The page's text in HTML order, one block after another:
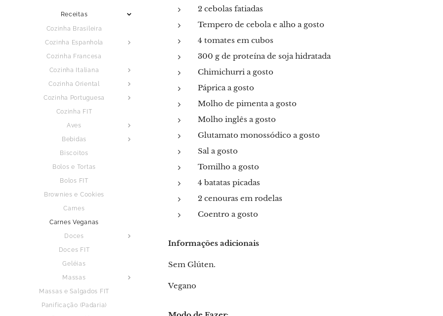
Receitas
Cozinha Brasileira
Cozinha Espanhola
Cozinha Francesa
Cozinha Italiana
Cozinha Oriental
Cozinha Portuguesa
Cozinha FIT
Aves
Bebidas
Biscoitos
Bolos e Tortas
Bolos FIT
Brownies e Cookies
Carnes
Carnes Veganas
Doces
Doces FIT
Geléias
Massas
Massas e Salgados FIT
Panificação (Padaria)
2 cebolas fatiadas
Tempero de cebola e alho a gosto
4 tomates em cubos
300 g de proteína de soja hidratada
Chimichurri a gosto
Páprica a gosto
Molho de pimenta a gosto
Molho inglês a gosto
Glutamato monossódico a gosto
Sal a gosto
Tomilho a gosto
4 batatas picadas
2 cenouras em rodelas
Coentro a gosto
Informações adicionais
Sem Glúten.
Vegano